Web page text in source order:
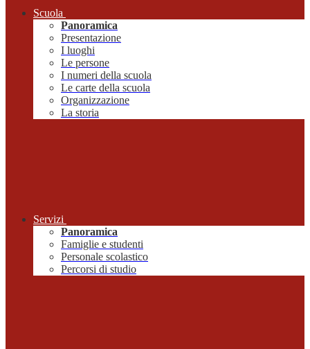
Scuola
Panoramica
Presentazione
I luoghi
Le persone
I numeri della scuola
Le carte della scuola
Organizzazione
La storia
Servizi
Panoramica
Famiglie e studenti
Personale scolastico
Percorsi di studio